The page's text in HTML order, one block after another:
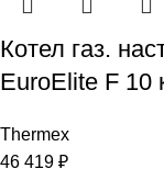
Котел газ.
EuroElite F 10
Thermex
46 419 ₽